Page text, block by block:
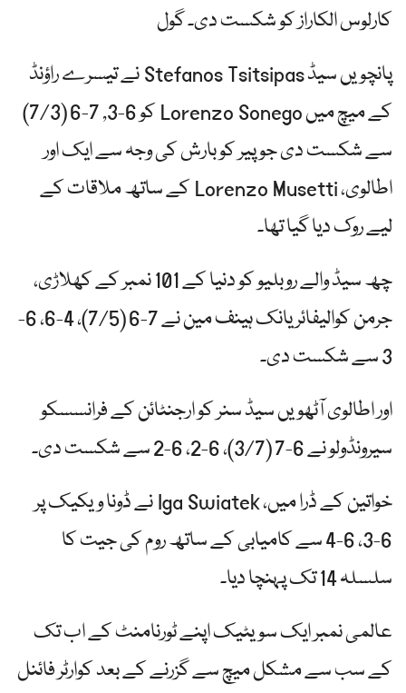
کارلوس الکاراز کو شکست دی۔ گول
پانچویں سیڈ Stefanos Tsitsipas نے تیسرے راؤنڈ
کے میچ میں Lorenzo Sonego کو 6-3, 7-6 (7/3)
سے شکست دی جو پیر کو بارش کی وجہ سے ایک اور
اطالوی، Lorenzo Musetti کے ساتھ ملاقات کے
لیے روک دیا گیا تھا۔
چھ سیڈ والے روبلیو کو دنیا کے 101 نمبر کے کھلاڑی،
جرمن کوالیفائر یانک ہینف مین نے 7-6 (7/5)، 4-6، 6-
3 سے شکست دی۔
اور اطالوی آٹھویں سیڈ سنر کو ارجنٹائن کے فرانسسکو
سیرونڈولو نے 6-7 (3/7)، 6-2، 6-2 سے شکست دی۔
خواتین کے ڈرا میں، Iga Swiatek نے ڈونا ویکیک پر
6-3، 6-4 سے کامیابی کے ساتھ روم کی جیت کا
سلسلہ 14 تک پہنچا دیا۔
عالمی نمبر ایک سویٹیک اپنے ٹورنامنٹ کے اب تک
کے سب سے مشکل میچ سے گزرنے کے بعد کوارٹر فائنل